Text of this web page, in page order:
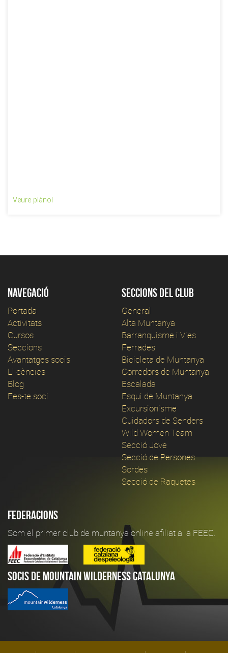
Veure plànol
Navegació
Portada
Activitats
Cursos
Seccions
Avantatges socis
Llicències
Blog
Fes-te soci
Seccions del club
General
Alta Muntanya
Barranquisme i Vies
Ferrades
Bicicleta de Muntanya
Corredors de Muntanya
Escalada
Esqui de Muntanya
Excursionisme
Cuidadors de Senders
Wild Women Team
Secció Jove
Secció de Persones
Sordes
Secció de Raquetes
Federacions
Som el primer club de muntanya online afiliat a la FEEC.
Socis de Mountain Wilderness Catalunya